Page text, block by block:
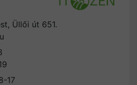
Üllői út 651.
17